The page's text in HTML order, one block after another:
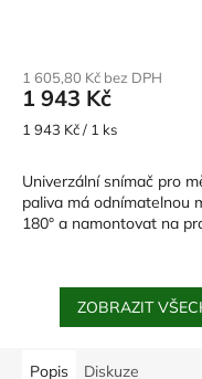
1 605,80 Kč bez DPH
1 943 Kč
Měrná
1 943 Kč / 1 ks
Univerzální snímač pro
paliva má odnímatelnou
180° a namontovat na
ZOBRAZIT
Popis Diskuze